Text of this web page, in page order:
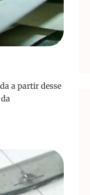
a partir desse